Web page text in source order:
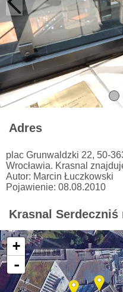
Adres
plac Grunwaldzki 22, 50-
Wrocławia. Krasnal
Autor: Marcin Łuczkowski
Pojawienie: 08.08.2010
Krasnal Serdeczniś
+
-